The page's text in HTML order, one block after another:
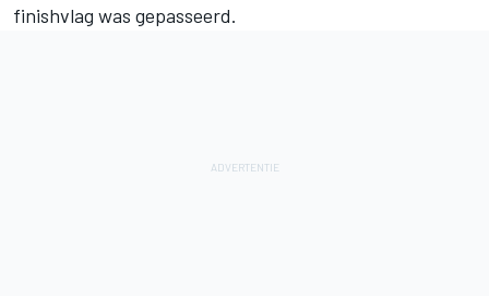
finishvlag was gepasseerd.